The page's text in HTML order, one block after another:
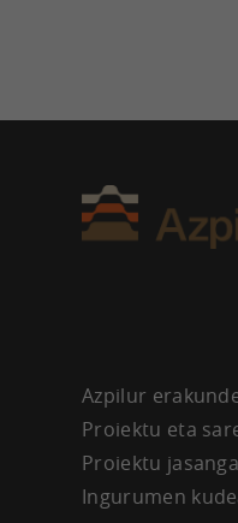
Azpilur
Proiektu eta
Proiektu
Ingurumen